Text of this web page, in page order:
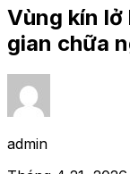
Vùng kín lở
gian chữa
admin